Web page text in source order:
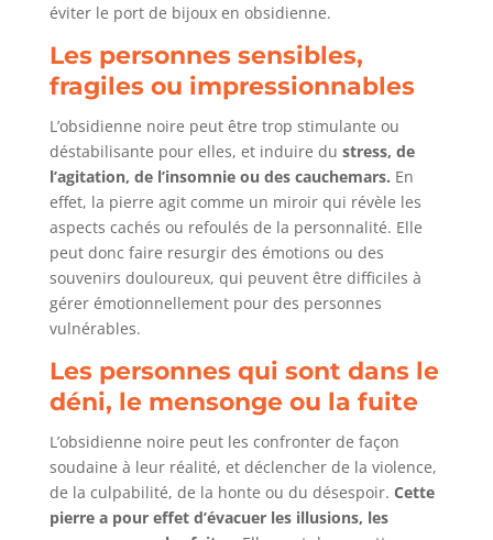
éviter le port de bijoux en obsidienne.
Les personnes sensibles,
fragiles ou impressionnables
L’obsidienne noire peut être trop stimulante ou
déstabilisante pour elles, et induire du stress, de
l’agitation, de l’insomnie ou des cauchemars. En
effet, la pierre agit comme un miroir qui révèle les
aspects cachés ou refoulés de la personnalité. Elle
peut donc faire resurgir des émotions ou des
souvenirs douloureux, qui peuvent être difficiles à
gérer émotionnellement pour des personnes
vulnérables.
Les personnes qui sont dans le
déni, le mensonge ou la fuite
L’obsidienne noire peut les confronter de façon
soudaine à leur réalité, et déclencher de la violence,
de la culpabilité, de la honte ou du désespoir. Cette
pierre a pour effet d’évacuer les illusions, les